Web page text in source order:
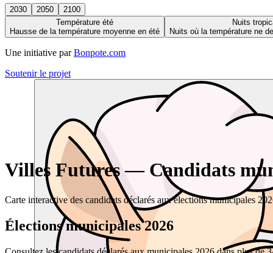
2030 2050
2100
Température été
Hausse de la température moyenne en été
Nuits
Nuits où la température ne
Une initiative par Bonpote.com
Soutenir le projet
Villes Futures — Candidats
Carte interactive des candidats déclarés aux élections municipales
Élections municipales 2026